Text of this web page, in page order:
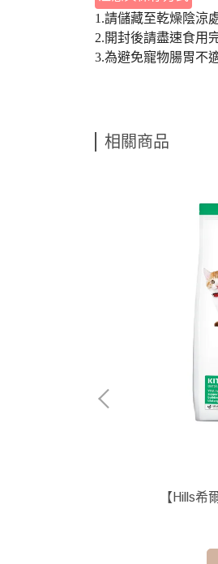
1.請儲藏至乾燥陰涼
2.開封後請盡速食用
3.為避免寵物腸胃不
相關商品
【Hills